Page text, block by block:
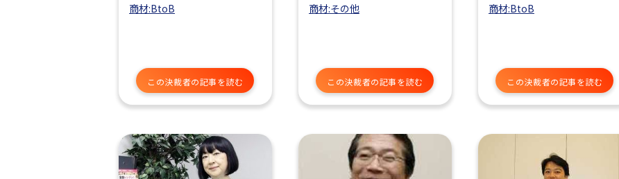
商材:BtoB
この決裁者の記事を読む
商材:その他
この決裁者の記事を読む
商材:BtoB
この決裁者の記事を読む